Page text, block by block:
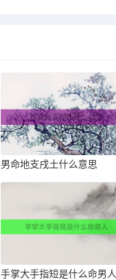
男命地支戌土什么意思
手掌大手指短是什么命男人